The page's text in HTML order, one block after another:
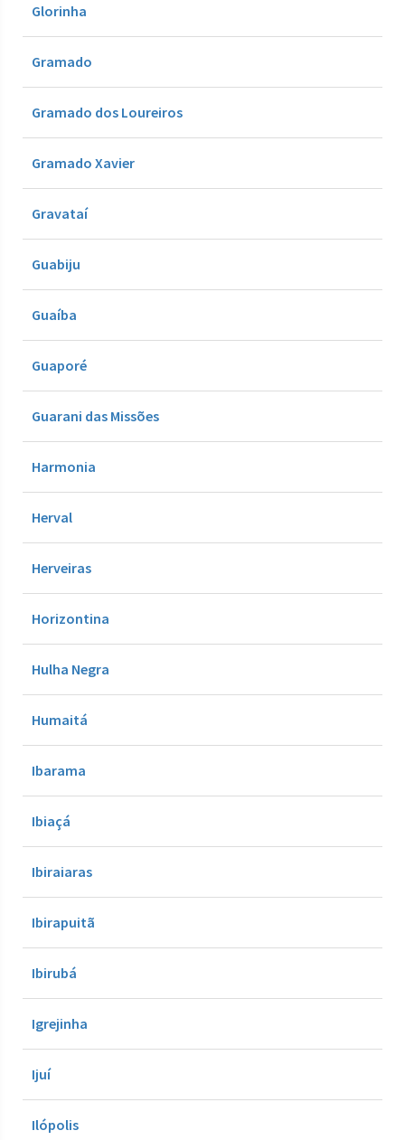
Glorinha
Gramado
Gramado dos Loureiros
Gramado Xavier
Gravataí
Guabiju
Guaíba
Guaporé
Guarani das Missões
Harmonia
Herval
Herveiras
Horizontina
Hulha Negra
Humaitá
Ibarama
Ibiaçá
Ibiraiaras
Ibirapuitã
Ibirubá
Igrejinha
Ijuí
Ilópolis